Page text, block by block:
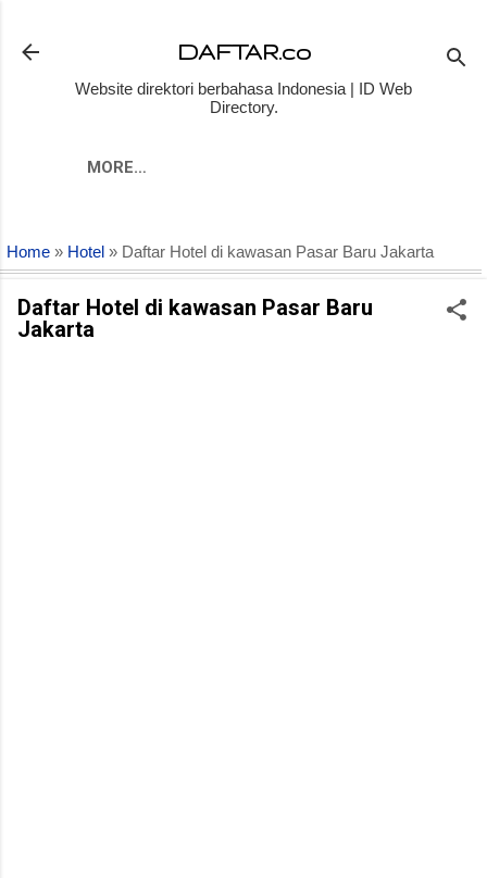
DAFTAR.co
Website direktori berbahasa Indonesia | ID Web
Directory.
MORE…
Home » Hotel » Daftar Hotel di kawasan Pasar Baru Jakarta
Daftar Hotel di kawasan Pasar Baru
Jakarta